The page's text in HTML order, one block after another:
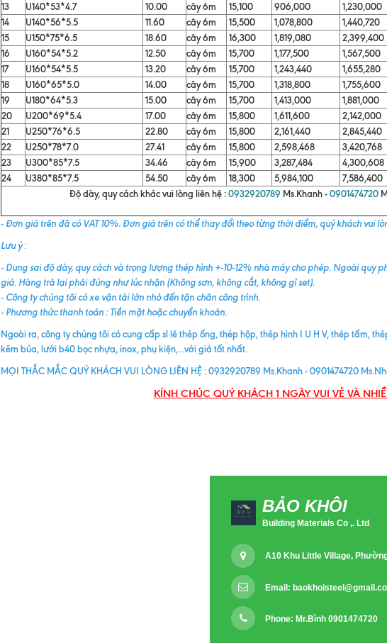
13
U140*53*4.7 10.00 cây 6m 15,100 906,000 1,230,000
14
U140*56*5.5 11.60 cây 6m 15,500 1,078,800 1,440,720
15
U150*75*6.5 18.60 cây 6m 16,300 1,819,080 2,399,400
16
U160*54*5.2 12.50 cây 6m 15,700 1,177,500 1,567,500
17
U160*54*5.5 13.20 cây 6m 15,700 1,243,440 1,655,280
18
U160*65*5.0 14.00 cây 6m 15,700 1,318,800 1,755,600
19
U180*64*5.3 15.00 cây 6m 15,700 1,413,000 1,881,000
20
U200*69*5.4 17.00 cây 6m 15,800 1,611,600 2,142,000
21
U250*76*6.5 22.80 cây 6m 15,800 2,161,440 2,845,440
22
U250*78*7.0 27.41 cây 6m 15,800 2,598,468 3,420,768
23
U300*85*7.5 34.46 cây 6m 15,900 3,287,484 4,300,608
24
U380*85*7.5 54.50 cây 6m 18,300 5,984,100 7,586,400
Độ dày, quy cách khác vui lòng liên hệ :0932920789 Ms.Khanh -0901474720
-Đơn giá trên đã có VAT 10%. Đơn giá trên có thể thay đổi theo từng thời điểm, quý khách vui
Lưu ý :
- Dung sai độ dày, quy cách và trọng lượng thép hình +-10-12% nhà máy cho phép. Ngoài quy
giá. Hàng trả lại phải đúng như lúc nhận (Không sơn, không cắt, không gỉ set).
- Công ty chúng tôi có xe vận tải lớn nhỏ đến tận chân công trình.
- Phương thức thanh toán : Tiền mặt hoặc chuyển khoản.
Ngoài ra, công ty chúng tôi có cung cấp sỉ lẻ thép ống, thép hộp, thép hình I U H V, thép tấm,
kẽm búa, lưới b40 bọc nhựa, inox, phụ kiện,...với giá tốt nhất.
MỌI THẮC MẮC QUÝ KHÁCH VUI LÒNG LIÊN HỆ : 0932920789 Ms.Khanh - 0901474720
KÍNH CHÚC QUÝ KHÁCH 1 NGÀY VUI VẺ VÀ
BẢO KHÔI
Building Materials Co ,. Ltd
A10 Khu Little Village,
Email:
Phone: Mr.Bình 0901474720